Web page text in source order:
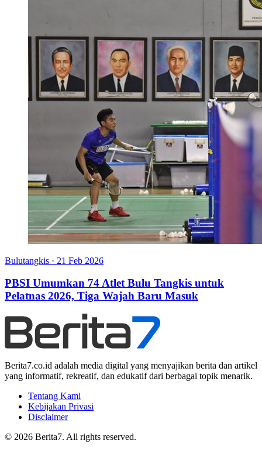
Bulutangkis · 21 Feb 2026
PBSI Umumkan 74 Atlet Bulu Tangkis untuk
Pelatnas 2026, Tiga Wajah Baru Masuk
Berita7.co.id adalah media digital yang menyajikan berita dan artikel
yang informatif, rekreatif, dan edukatif dari berbagai topik menarik.
Tentang Kami
Kebijakan Privasi
Disclaimer
© 2026 Berita7. All rights reserved.